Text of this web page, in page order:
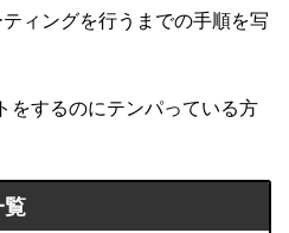
ィングを行うまでの手順を写
をするのにテンパっている方